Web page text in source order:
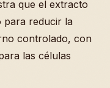
que el extracto
para reducir la
controlado, con
las células